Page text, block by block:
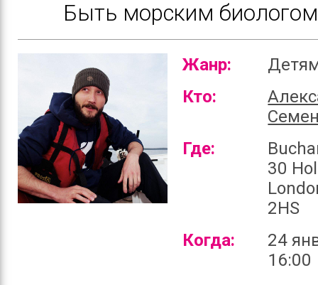
Быть морским
Жанр:
Кто:
Где:
30
2HS
Когда:
24
16:00